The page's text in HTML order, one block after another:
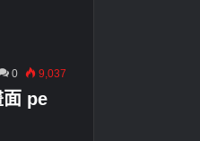
0 9,037
pe